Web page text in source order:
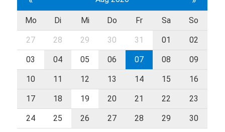
Mo Di Mi Do Fr Sa So
27 28 29 30 31 01 02
03 04 05 06 07 08 09
10 11 12 13 14 15 16
17 18 19 20 21 22 23
24 25 26 27 28 29 30